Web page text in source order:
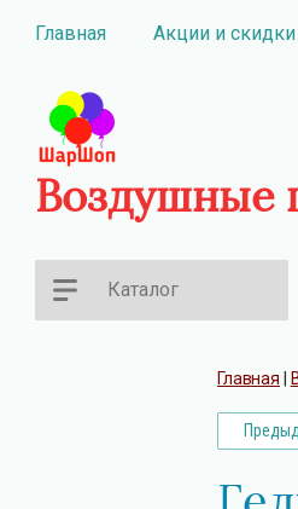
Главная Акции и скидки
Воздушные
Каталог
Главная